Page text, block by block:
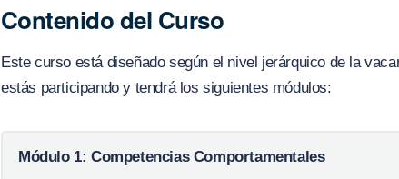
Contenido del Curso
Este curso está diseñado según el nivel jerárquico de la
estás participando y tendrá los siguientes módulos:
Módulo 1: Competencias Comportamentales